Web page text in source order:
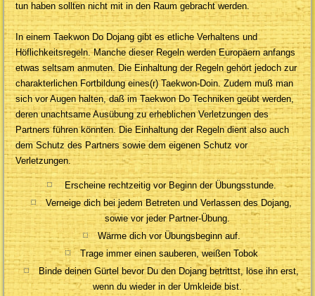
tun haben sollten nicht mit in den Raum gebracht werden.
In einem Taekwon Do Dojang gibt es etliche Verhaltens und
Höflichkeitsregeln. Manche dieser Regeln werden Europäern anfangs
etwas seltsam anmuten. Die Einhaltung der Regeln gehört jedoch zur
charakterlichen Fortbildung eines(r) Taekwon-Doin. Zudem muß man
sich vor Augen halten, daß im Taekwon Do Techniken geübt werden,
deren unachtsame Ausübung zu erheblichen Verletzungen des
Partners führen könnten. Die Einhaltung der Regeln dient also auch
dem Schutz des Partners sowie dem eigenen Schutz vor
Verletzungen.
Erscheine rechtzeitig vor Beginn der Übungsstunde.
Verneige dich bei jedem Betreten und Verlassen des Dojang,
sowie vor jeder Partner-Übung.
Wärme dich vor Übungsbeginn auf.
Trage immer einen sauberen, weißen Tobok
Binde deinen Gürtel bevor Du den Dojang betrittst, löse ihn erst,
wenn du wieder in der Umkleide bist.